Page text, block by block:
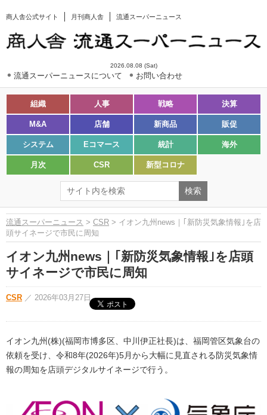
商人舎公式サイト 月刊商人舎 流通スーパーニュース
2026.08.08 (Sat)
流通スーパーニュースについて お問い合わせ
組織 人事 戦略 決算
M&A 店舗 新商品 販促
システム Eコマース 統計 海外
月次 CSR 新型コロナ
流通スーパーニュース > CSR > イオン九州news｜｢新防災気象情報｣を店
頭サイネージで市民に周知
イオン九州news｜｢新防災気象情報｣を店頭
サイネージで市民に周知
CSR ／ 2026年03月27日
イオン九州(株)(福岡市博多区、中川伊正社長)は、福岡管区気象台の
依頼を受け、令和8年(2026年)5月から大幅に見直される防災気象情
報の周知を店頭デジタルサイネージで行う。